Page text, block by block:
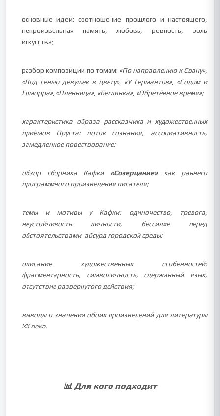
основные идеи: соотношение прошлого и настоящего,
непроизвольная память, любовь, ревность, роль
искусства;
разбор композиции по томам: «По направлению к Свану»,
«Под сенью девушек в цвету», «У Германтов», «Содом и
Гоморра», «Пленница», «Беглянка», «Обретённое время»;
характеристика образа рассказчика и художественных
приёмов Пруста: поток сознания, ассоциативность,
замедленное повествование;
обзор сборника Кафки «Созерцание»как раннего
программного произведения писателя;
темы и мотивы у Кафки: одиночество, тревога,
неустойчивость личности, бессилие перед
обстоятельствами, абсурд городской среды;
описание художественных особенностей:
фрагментарность, символичность, сдержанный язык,
отсутствие развернутого действия;
выводы о значении обоих произведений для литературы
XX века.
📊 Для кого подходит